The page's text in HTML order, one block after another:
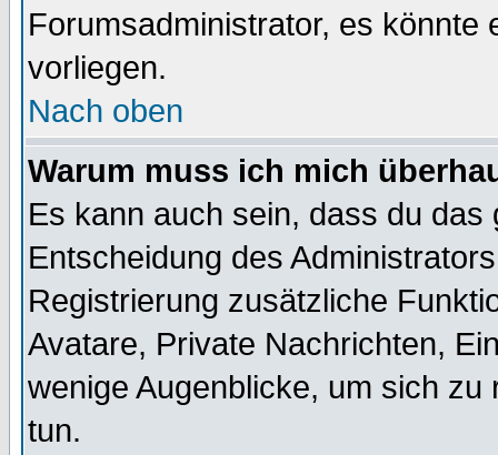
Forumsadministrator, es könnte
vorliegen.
Nach oben
Warum muss ich mich
Es kann auch sein, dass du
Entscheidung des
Registrierung zusätzliche
Avatare, Private Nachrichten,
wenige Augenblicke, um sich
tun.